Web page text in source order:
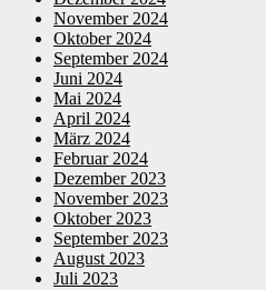
November 2024
Oktober 2024
September 2024
Juni 2024
Mai 2024
April 2024
März 2024
Februar 2024
Dezember 2023
November 2023
Oktober 2023
September 2023
August 2023
Juli 2023